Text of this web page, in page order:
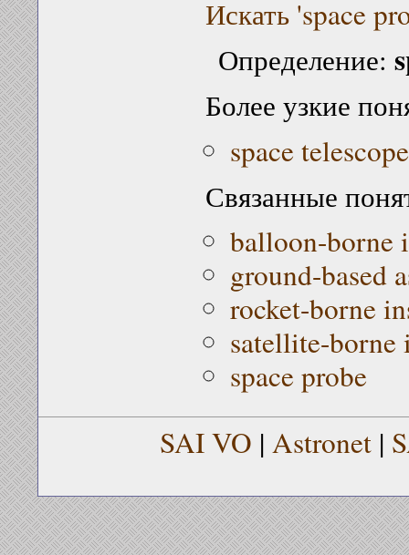
Искать 'space
Определение:
Более узкие
space telescope
Связанные
balloon-borne
ground-based
rocket-borne
satellite-borne
space probe
SAI VO | Astronet |